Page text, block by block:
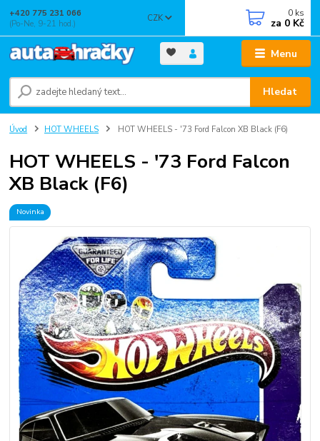
Menu
CZK
Hledat
+420 775 231 066
(Po-Ne, 9-21 hod.)
0 ks
za 0 Kč
Úvod HOT WHEELS HOT WHEELS - '73 Ford Falcon XB Black (F6)
HOT WHEELS - '73 Ford Falcon
XB Black (F6)
Novinka